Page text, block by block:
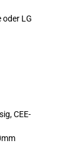
oder LG
CEE-